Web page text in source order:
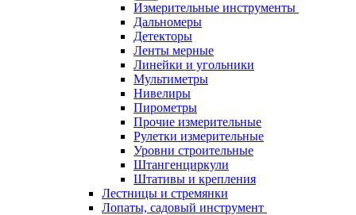
Измерительные инструменты
Дальномеры
Детекторы
Ленты мерные
Линейки и угольники
Мультиметры
Нивелиры
Пирометры
Прочие измерительные
Рулетки измерительные
Уровни строительные
Штангенциркули
Штативы и крепления
Лестницы и стремянки
Лопаты, садовый инструмент